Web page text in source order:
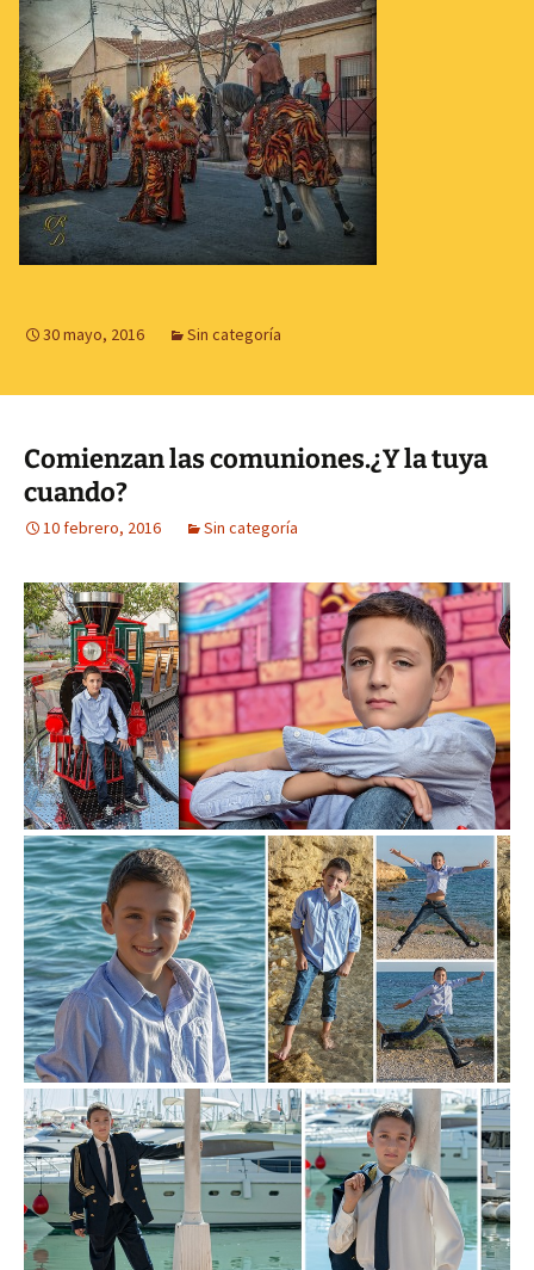
30 mayo, 2016 Sin categoría
Comienzan las comuniones.¿Y la tuya
cuando?
10 febrero, 2016 Sin categoría